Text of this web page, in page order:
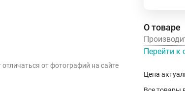
от фотографий на сайте
О товаре
Перейти к
Цена